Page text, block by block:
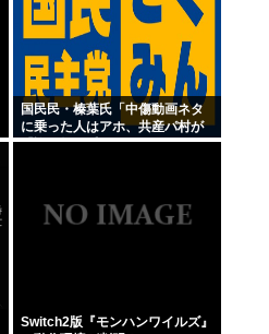
国民民・榛葉氏「中傷動画ネタ
に乗った人はアホ、共産パ村が
『詐欺師』呼ばわりしてるがそ
Switch2版『モンハンワイルズ』